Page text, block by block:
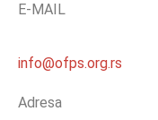
E-MAIL
info@ofps.org.rs
Adresa